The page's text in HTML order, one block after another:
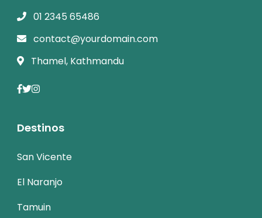
01 2345 65486
contact@yourdomain.com
Thamel, Kathmandu
Destinos
San Vicente
El Naranjo
Tamuin